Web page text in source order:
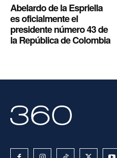
Abelardo de la Espriella
es oficialmente el
presidente número 43 de
la República de Colombia